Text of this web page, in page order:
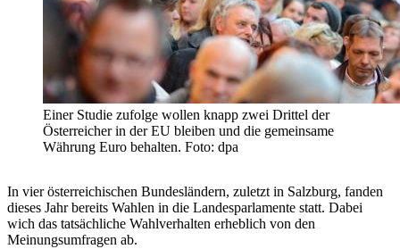
Einer Studie zufolge wollen knapp zwei Drittel der
Österreicher in der EU bleiben und die gemeinsame
Währung Euro behalten. Foto: dpa
In vier österreichischen Bundesländern, zuletzt in Salzburg, fanden
dieses Jahr bereits Wahlen in die Landesparlamente statt. Dabei
wich das tatsächliche Wahlverhalten erheblich von den
Meinungsumfragen ab.